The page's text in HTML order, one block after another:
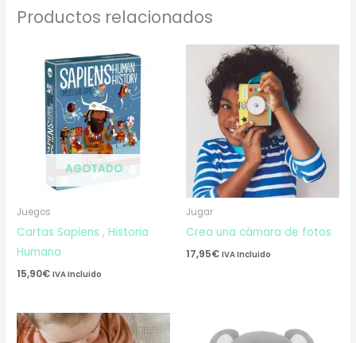
Productos relacionados
AGOTADO
Juegos
Cartas Sapiens , Historia
Humana
15,90€ IVA Incluido
Jugar
Crea una cámara de fotos
17,95€ IVA Incluido